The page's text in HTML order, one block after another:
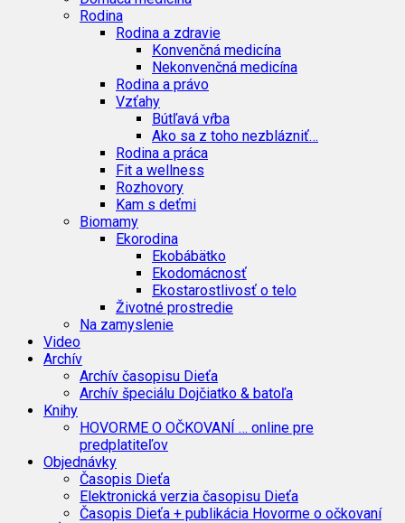
Rodina
Rodina a zdravie
Konvenčná medicína
Nekonvenčná medicína
Rodina a právo
Vzťahy
Bútľavá vŕba
Ako sa z toho nezblázniť…
Rodina a práca
Fit a wellness
Rozhovory
Kam s deťmi
Biomamy
Ekorodina
Ekobábätko
Ekodomácnosť
Ekostarostlivosť o telo
Životné prostredie
Na zamyslenie
Video
Archív
Archív časopisu Dieťa
Archív špeciálu Dojčiatko & batoľa
Knihy
HOVORME O OČKOVANÍ … online pre
predplatiteľov
Objednávky
Časopis Dieťa
Elektronická verzia časopisu Dieťa
Časopis Dieťa + publikácia Hovorme o očkovaní